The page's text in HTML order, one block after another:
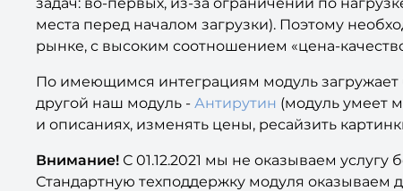
места перед началом загрузки). Поэтому
рынке, с высоким соотношением «цена-
По имеющимся интеграциям модуль загружает
другой наш модуль - Антирутин (модуль умеет
и описаниях, изменять цены, ресайзить
Внимание! С 01.12.2021 мы не оказываем
Стандартную техподдержку модуля оказываем